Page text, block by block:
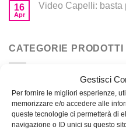
Gestisci
Per fornire le migliori esperienze,
memorizzare e/o accedere alle
queste tecnologie ci permetterà di
navigazione o ID unici su questo
16
Apr
Video Capelli: basta
CATEGORIE PRODOTTI
Prodotti per MakeUp